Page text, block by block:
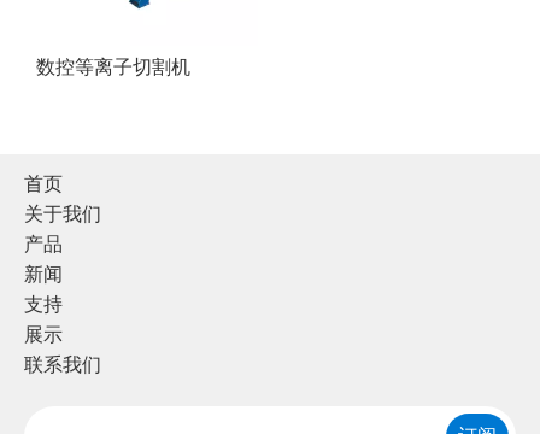
数控等离子切割机
首页
关于我们
产品
新闻
支持
展示
联系我们